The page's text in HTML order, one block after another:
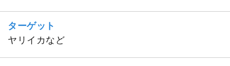
ターゲット
ヤリイカなど